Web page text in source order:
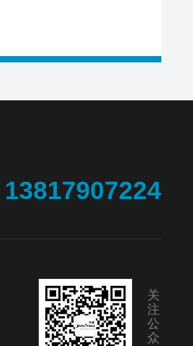
13817907224
关
注
公
众